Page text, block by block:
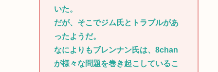
いた。
だが、そこでジム氏とトラブルがあ
ったようだ。
なによりもブレンナン氏は、8chan
が様々な問題を巻き起こしているこ